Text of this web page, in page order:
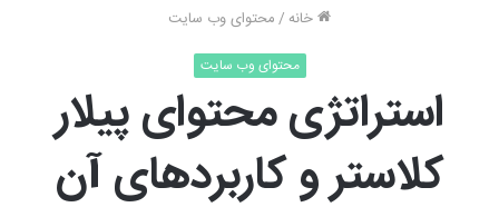
خانه/محتوای وب سایت
محتوای وب سایت
استراتژی محتوای پیلار
کلاستر و کاربردهای آن